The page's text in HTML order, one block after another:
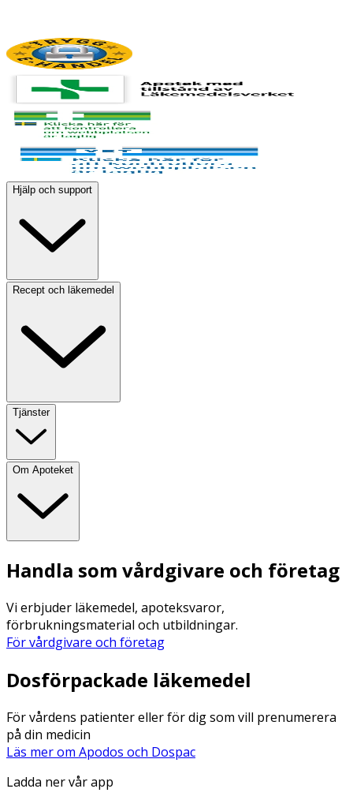
Hjälp och support
Recept och läkemedel
Tjänster
Om Apoteket
Handla som vårdgivare och företag
Vi erbjuder läkemedel, apoteksvaror,
förbrukningsmaterial och utbildningar.
För vårdgivare och företag
Dosförpackade läkemedel
För vårdens patienter eller för dig som vill prenumerera
på din medicin
Läs mer om Apodos och Dospac
Ladda ner vår app